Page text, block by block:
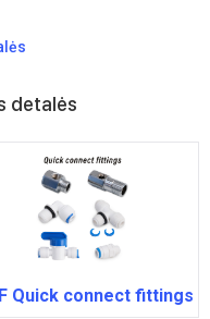
detalės
Quick connect fittings